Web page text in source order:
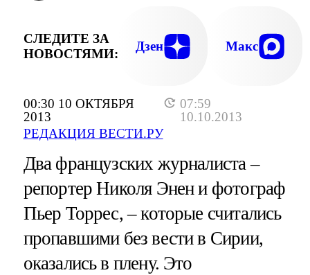
00:30 10 ОКТЯБРЯ
2013
07:59
10.10.2013
РЕДАКЦИЯ ВЕСТИ.РУ
СЛЕДИТЕ ЗА
НОВОСТЯМИ:
Дзен Макс
Два французских журналиста –
репортер Николя Энен и фотограф
Пьер Торрес, – которые считались
пропавшими без вести в Сирии,
оказались в плену. Это